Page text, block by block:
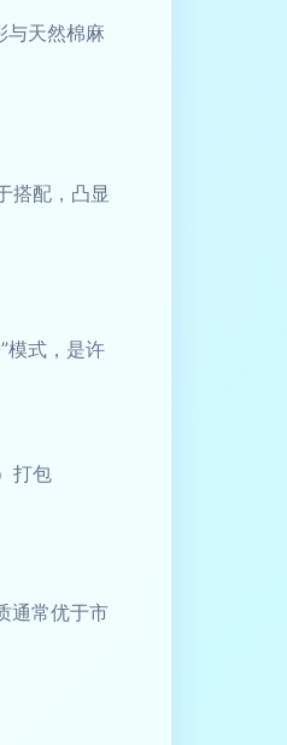
与天然棉麻
搭配，凸显
模式，是许
打包
通常优于市